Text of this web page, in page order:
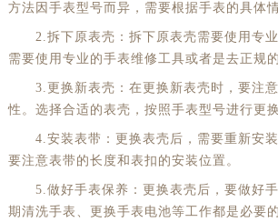
方法因手表型号而异，需要根据手表的具体
2.拆下原表壳：拆下原表壳需要使用专业
需要使用专业的手表维修工具或者是去正规
3.更换新表壳：在更换新表壳时，要注意
性。选择合适的表壳，按照手表型号进行更换
4.安装表带：更换表壳后，需要重新安装
要注意表带的长度和表扣的安装位置。
5.做好手表保养：更换表壳后，要做好手
期清洗手表、更换手表电池等工作都是必要的